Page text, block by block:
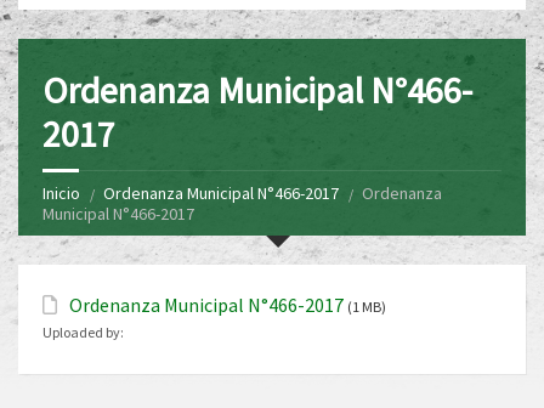
Ordenanza Municipal N°466-
2017
Inicio Ordenanza Municipal N°466-2017
Ordenanza
Municipal N°466-2017
Ordenanza Municipal N°466-2017 (1 MB)
Uploaded by: